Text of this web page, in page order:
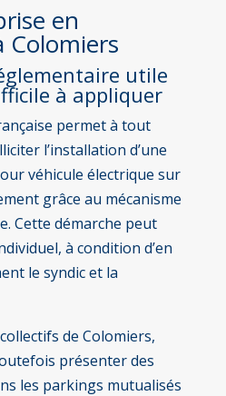
en
Colomiers
utile
à appliquer
permet à tout
l’installation d’une
véhicule électrique sur
grâce au mécanisme
Cette démarche peut
à condition d’en
le syndic et la
de Colomiers,
présenter des
les parkings mutualisés